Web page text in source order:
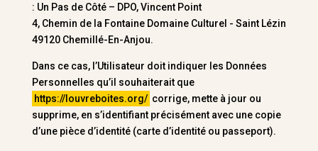
: Un Pas de Côté – DPO, Vincent Point
4, Chemin de la Fontaine Domaine Culturel - Saint Lézin
49120 Chemillé-En-Anjou.
Dans ce cas, l’Utilisateur doit indiquer les Données
Personnelles qu’il souhaiterait que
https://louvreboites.org/ corrige, mette à jour ou
supprime, en s’identifiant précisément avec une copie
d’une pièce d’identité (carte d’identité ou passeport).